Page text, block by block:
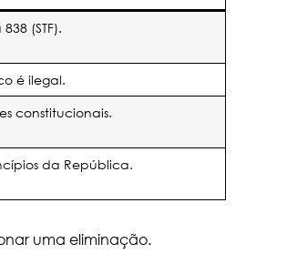
(STF).
é ilegal.
constitucionais.
da República.
uma eliminação.